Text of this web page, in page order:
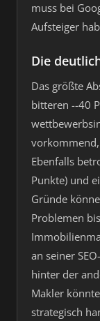
muss bei
Aufsteiger
Die
Das größte
bitteren --40
Ebenfalls
Punkte) und
Gründe
Problemen
an seiner
hinter der
Makler
strategisch